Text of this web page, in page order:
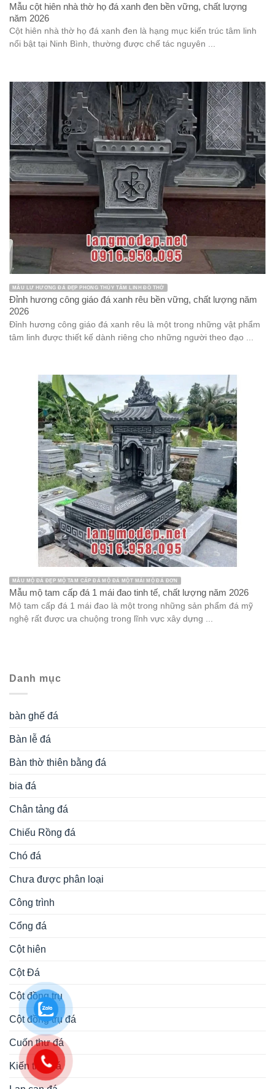
Mẫu cột hiên nhà thờ họ đá xanh đen bền vững, chất lượng
năm 2026
Cột hiên nhà thờ họ đá xanh đen là hạng mục kiến trúc tâm linh
nổi bật tại Ninh Bình, thường được chế tác nguyên ...
MẪU LƯ HƯƠNG ĐÁ ĐẸP PHONG THỦY TÂM LINH ĐỒ THỜ
Đỉnh hương công giáo đá xanh rêu bền vững, chất lượng năm
2026
Đỉnh hương công giáo đá xanh rêu là một trong những vật phẩm
tâm linh được thiết kế dành riêng cho những người theo đạo ...
MẪU MỘ ĐÁ ĐẸP MỘ TAM CẤP ĐÁ MỘ ĐÁ MỘT MÁI MỘ ĐÁ ĐƠN
Mẫu mộ tam cấp đá 1 mái đao tinh tế, chất lượng năm 2026
Mộ tam cấp đá 1 mái đao là một trong những sản phẩm đá mỹ
nghệ rất được ưa chuộng trong lĩnh vực xây dựng ...
Danh mục
bàn ghế đá
Bàn lễ đá
Bàn thờ thiên bằng đá
bia đá
Chân tảng đá
Chiếu Rồng đá
Chó đá
Chưa được phân loại
Công trình
Cổng đá
Cột hiên
Cột Đá
Cột đồng trụ
Cột đồng trụ đá
Cuốn thư đá
Kiến trúc đá